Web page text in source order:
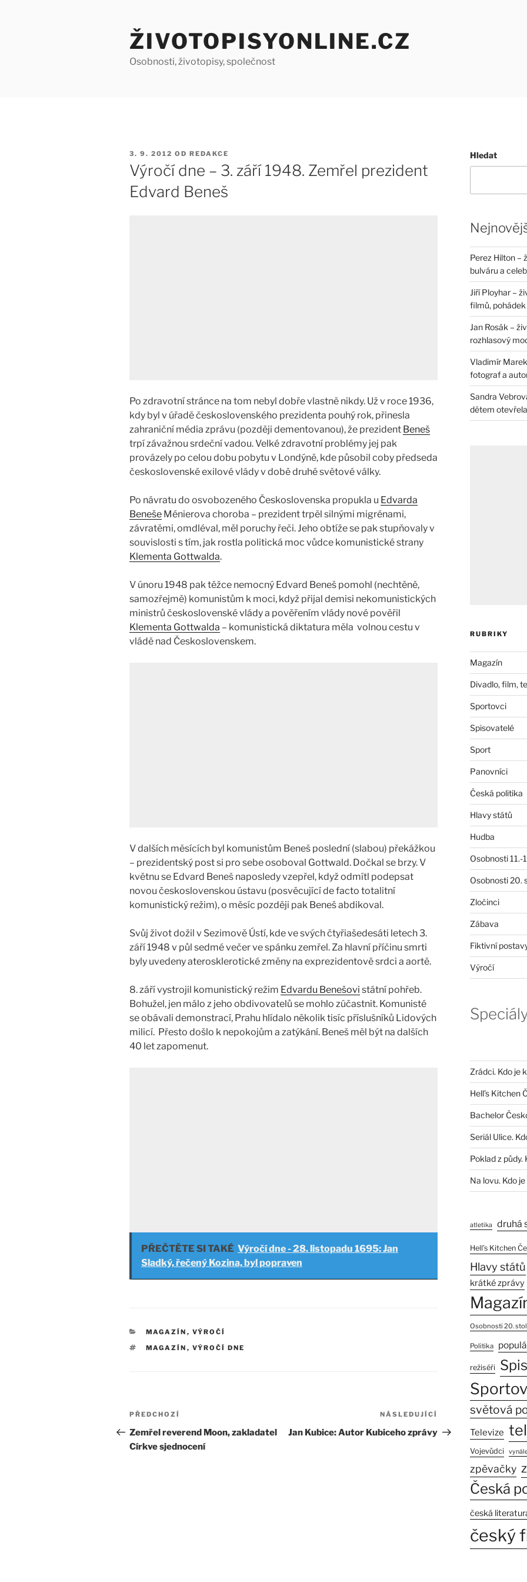
ŽIVOTOPISYONLINE.CZ
Osobnosti, životopisy, společnost
PUBLIKOVÁNO
3. 9. 2012 OD REDAKCE
Výročí dne – 3. září 1948. Zemřel prezident
Edvard Beneš
Po zdravotní stránce na tom nebyl dobře vlastně nikdy. Už v roce 1936,
kdy byl v úřadě československého prezidenta pouhý rok, přinesla
zahraniční média zprávu (později dementovanou), že prezident Beneš
trpí závažnou srdeční vadou. Velké zdravotní problémy jej pak
provázely po celou dobu pobytu v Londýně, kde působil coby předseda
československé exilové vlády v době druhé světové války.
Po návratu do osvobozeného Československa propukla u Edvarda
Beneše Ménierova choroba – prezident trpěl silnými migrénami,
závratěmi, omdléval, měl poruchy řeči. Jeho obtíže se pak stupňovaly v
souvislosti s tím, jak rostla politická moc vůdce komunistické strany
Klementa Gottwalda.
V únoru 1948 pak těžce nemocný Edvard Beneš pomohl (nechtěně,
samozřejmě) komunistům k moci, když přijal demisi nekomunistických
ministrů československé vlády a pověřením vlády nové pověřil
Klementa Gottwalda – komunistická diktatura měla volnou cestu v
vládě nad Československem.
V dalších měsících byl komunistům Beneš poslední (slabou) překážkou
– prezidentský post si pro sebe osoboval Gottwald. Dočkal se brzy. V
květnu se Edvard Beneš naposledy vzepřel, když odmítl podepsat
novou československou ústavu (posvěcující de facto totalitní
komunistický režim), o měsíc později pak Beneš abdikoval.
Svůj život dožil v Sezimově Ústí, kde ve svých čtyřiašedesáti letech 3.
září 1948 v půl sedmé večer ve spánku zemřel. Za hlavní příčinu smrti
byly uvedeny aterosklerotické změny na exprezidentově srdci a aortě.
8. září vystrojil komunistický režim Edvardu Benešovi státní pohřeb.
Bohužel, jen málo z jeho obdivovatelů se mohlo zúčastnit. Komunisté
se obávali demonstrací, Prahu hlídalo několik tisíc příslušníků Lidových
milicí. Přesto došlo k nepokojům a zatýkání. Beneš měl být na dalších
40 let zapomenut.
PŘEČTĚTE SI TAKÉ Výročí dne - 28. listopadu 1695: Jan
Sladký, řečený Kozina, byl popraven
RUBRIKY
MAGAZÍN , VÝROČÍ
ŠTÍTKY
MAGAZÍN , VÝROČÍ DNE
Navigace
pro
příspěvek
Předchozí
příspěvek
PŘEDCHOZÍ
Zemřel reverend Moon, zakladatel
Církve sjednocení
Následující
příspěvek
NÁSLEDUJÍCÍ
Jan Kubice: Autor Kubiceho zprávy
Hledat
Perez Hilton –
bulváru a
Jiří Ployhar –
filmů, pohádek
Jan Rosák –
rozhlasový
Vladimír
fotograf a
Sandra
dětem
RUBRIKY
Magazín
Divadlo, film,
Sportovci
Spisovatelé
Sport
Panovníci
Česká politika
Hlavy států
Hudba
Osobnosti 11.-
Osobnosti 20.
Zločinci
Zábava
Fiktivní
Výročí
Zrádci. Kdo je
Hell’s Kitchen
Bachelor
Seriál Ulice.
Poklad z půdy.
Na lovu. Kdo
atletika druhá
Hell’s Kitchen
Hlavy států
krátké zprávy
Osobnosti 20.
Politika
režiséři
světová
Televize
Vojevůdci
zpěvačky
Česká
česká
český